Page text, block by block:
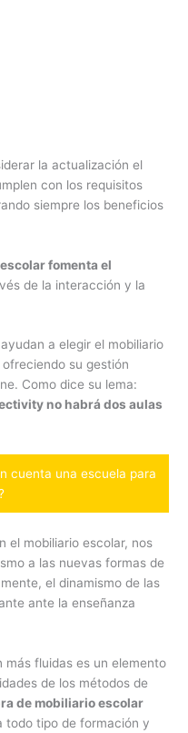
la actualización el
con los requisitos
siempre los beneficios
fomenta el
de la interacción y la
a elegir el mobiliario
su gestión
Como dice su lema:
no habrá dos aulas
cuenta una escuela para
el mobiliario escolar, nos
a las nuevas formas de
el dinamismo de las
ante la enseñanza
fluidas es un elemento
de los métodos de
de mobiliario escolar
todo tipo de formación y